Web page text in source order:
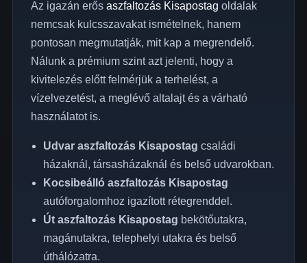
Az igazán erős aszfaltozás Kisapostag oldalak
nemcsak kulcsszavakat ismételnek, hanem
pontosan megmutatják, mit kap a megrendelő.
Nálunk a prémium szint azt jelenti, hogy a
kivitelezés előtt felmérjük a terhelést, a
vízelvezetést, a meglévő altalajt és a várható
használatot is.
Udvar aszfaltozás Kisapostag családi
házaknál, társasházaknál és belső udvarokban.
Kocsibeálló aszfaltozás Kisapostag
autóforgalomhoz igazított rétegrenddel.
Út aszfaltozás Kisapostag bekötőutakra,
magánutakra, telephelyi utakra és belső
úthálózatra.